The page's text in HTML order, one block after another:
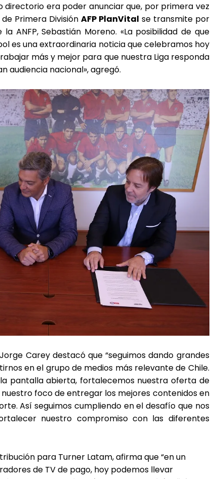
directorio era poder anunciar que, por primera vez
Primera DivisiónAFP PlanVital se transmite por
ANFP, Sebastián Moreno. «La posibilidad de que
es una extraordinaria noticia que celebramos hoy
más y mejor para que nuestra Liga responda
audiencia nacional», agregó.
Carey destacó que “seguimos dando grandes
en el grupo de medios más relevante de Chile.
pantalla abierta, fortalecemos nuestra oferta de
foco de entregar los mejores contenidos en
Así seguimos cumpliendo en el desafío que nos
nuestro compromiso con las diferentes
para Turner Latam, afirma que “en un
de TV de pago, hoy podemos llevar